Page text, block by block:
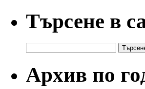
Търсене в
за:
Архив по